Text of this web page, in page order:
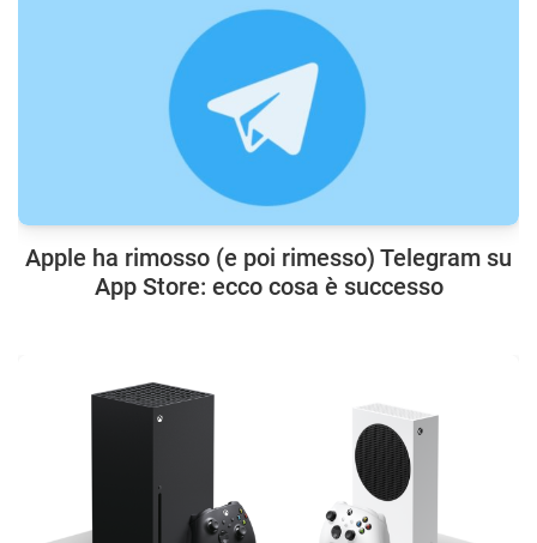
Apple ha rimosso (e poi rimesso) Telegram su
App Store: ecco cosa è successo